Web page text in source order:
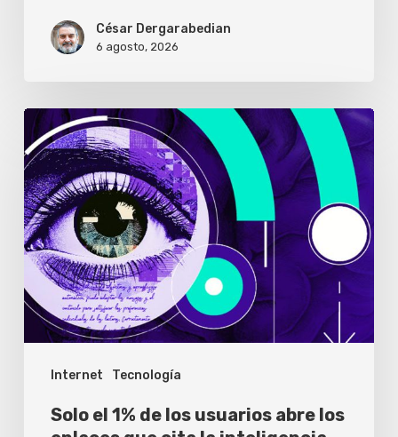
César Dergarabedian
6 agosto, 2026
Internet Tecnología
Solo
el
1%
de
los
usuarios
abre
los
enlaces
Solo el 1% de los usuarios abre los